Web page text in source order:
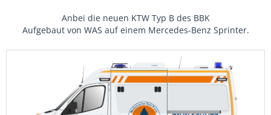
Anbei die neuen KTW Typ B des BBK
Aufgebaut von WAS auf einem Mercedes-Benz Sprinter.